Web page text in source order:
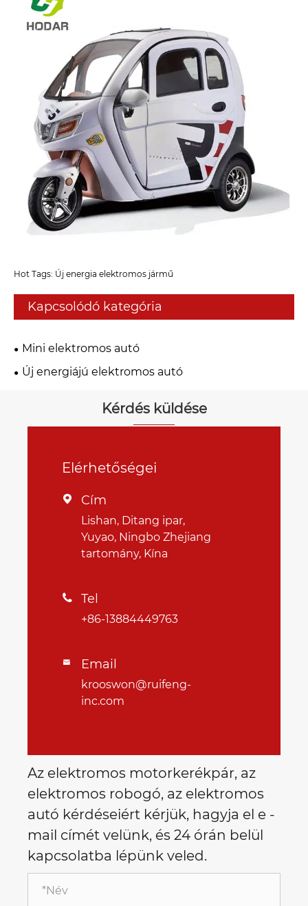
Hot Tags: Új energia elektromos jármű
Kapcsolódó kategória
Mini elektromos autó
Új energiájú elektromos autó
Kérdés küldése
Elérhetőségei
 Cím
Lishan, Ditang ipar,
Yuyao, Ningbo Zhejiang
tartomány, Kína
 Tel
+86-13884449763
 Email
krooswon@ruifeng-
inc.com
Az elektromos motorkerékpár, az
elektromos robogó, az elektromos
autó kérdéseiért kérjük, hagyja el e -
mail címét velünk, és 24 órán belül
kapcsolatba lépünk veled.